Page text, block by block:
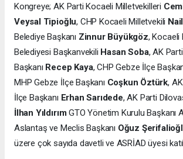
Kongreye; AK Parti Kocaeli Milletvekilleri
Veysal Tipioğlu, CHP Kocaeli Milletvekili
Belediye Başkanı Zinnur Büyükgöz, Kocaeli
Belediyesi Başkanvekili Hasan Soba, AK
Başkanı Recep Kaya, CHP Gebze İlçe
MHP Gebze İlçe Başkanı Coşkun Öztürk,
İlçe Başkanı Erhan Sarıdede, AK Parti
İlhan YıldırımGTO Yönetim Kurulu Başkanı
Aslantaş ve Meclis Başkanı Oğuz
üzere çok sayıda davetli ve ASRİAD üyesi